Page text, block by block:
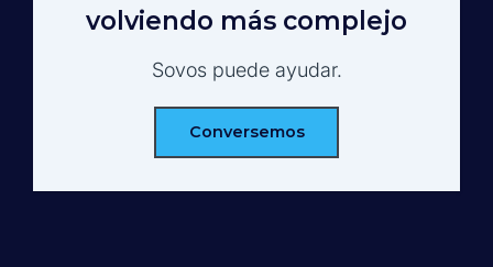
volviendo más complejo
Sovos puede ayudar.
Conversemos